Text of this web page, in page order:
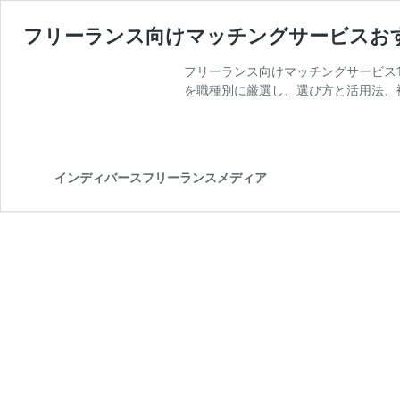
フリーランス向けマッチングサービス
フリーランス向けマッチングサービ
を職種別に厳選し、選び方と活用法
インディバースフリーランスメディア